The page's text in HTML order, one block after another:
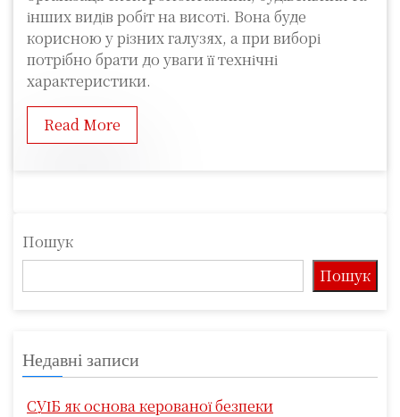
інших видів робіт на висоті. Вона буде
корисною у різних галузях, а при виборі
потрібно брати до уваги її технічні
характеристики.
Read More
Пошук
Пошук
Недавні записи
СУІБ як основа керованої безпеки